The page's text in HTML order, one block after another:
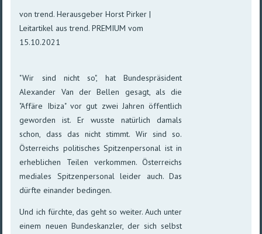
von trend. Herausgeber Horst Pirker |
Leitartikel aus trend. PREMIUM vom
15.10.2021
"Wir sind nicht so", hat Bundes­präsident
Alexander Van der Bellen ge­sagt, als die
"Affäre Ibiza" vor gut zwei Jah­ren öffent­lich
ge­wor­den ist. Er wusste na­tür­lich da­mals
schon, dass das nicht stimmt. Wir sind so.
Öster­reichs poli­ti­sches Spit­zen­per­so­nal ist in
er­heb­li­chen Tei­len ver­kom­men. Öster­reichs
medi­ales Spit­zen­per­so­nal lei­der auch. Das
dürf­te ein­an­der be­dingen.
Und ich fürchte, das geht so weiter. Auch unter
einem neuen Bundes­kanzler, der sich selbst